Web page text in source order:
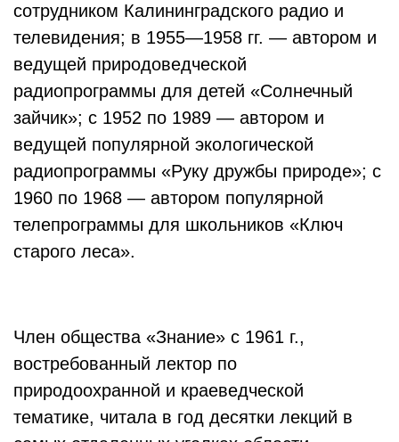
сотрудником Калининградского радио и
телевидения; в 1955—1958 гг. — автором и
ведущей природоведческой
радиопрограммы для детей «Солнечный
зайчик»; с 1952 по 1989 — автором и
ведущей популярной экологической
радиопрограммы «Руку дружбы природе»; с
1960 по 1968 — автором популярной
телепрограммы для школьников «Ключ
старого леса».
Член общества «Знание» с 1961 г.,
востребованный лектор по
природоохранной и краеведческой
тематике, читала в год десятки лекций в